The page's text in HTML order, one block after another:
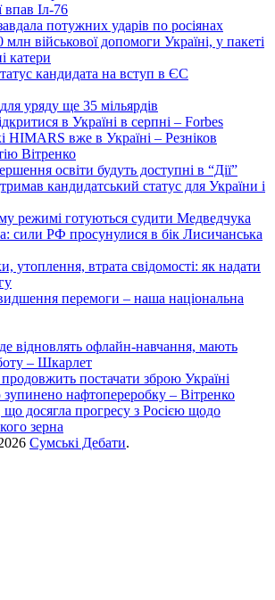
впав Іл-76
потужних ударів по росіянах
військової допомоги Україні, у пакеті
катери
кандидата на вступ в ЄС
уряду ще 35 мільярдів
в Україні в серпні – Forbes
HIMARS вже в Україні – Резніков
Вітренко
освіти будуть доступні в “Дії”
кандидатський статус для України і
режимі готуються судити Медведчука
сили РФ просунулися в бік Лисичанська
утоплення, втрата свідомості: як надати
перемоги – наша національна
де відновлять офлайн-навчання, мають
– Шкарлет
постачати зброю Україні
зупинено нафтопереробку – Вітренко
що досягла прогресу з Росією щодо
зерна
Сумські Дебати.